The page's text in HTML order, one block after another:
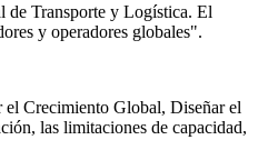
de Transporte y Logística. El
y operadores globales".
el Crecimiento Global, Diseñar el
las limitaciones de capacidad,